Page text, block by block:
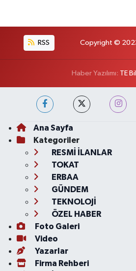
RSS Copyright ©
Haber Yazılımı: TE
Ana Sayfa
Kategoriler
RESMİ İLANLAR
TOKAT
ERBAA
GÜNDEM
TEKNOLOJİ
ÖZEL HABER
Foto Galeri
Video
Yazarlar
Firma Rehberi